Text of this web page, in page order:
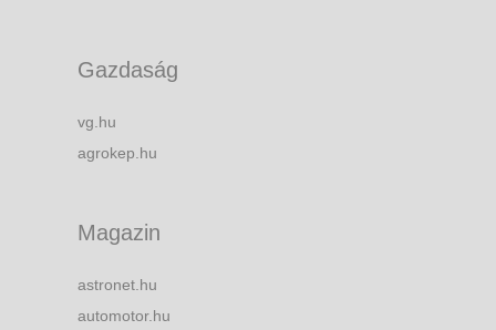
Gazdaság
vg.hu
agrokep.hu
Magazin
astronet.hu
automotor.hu